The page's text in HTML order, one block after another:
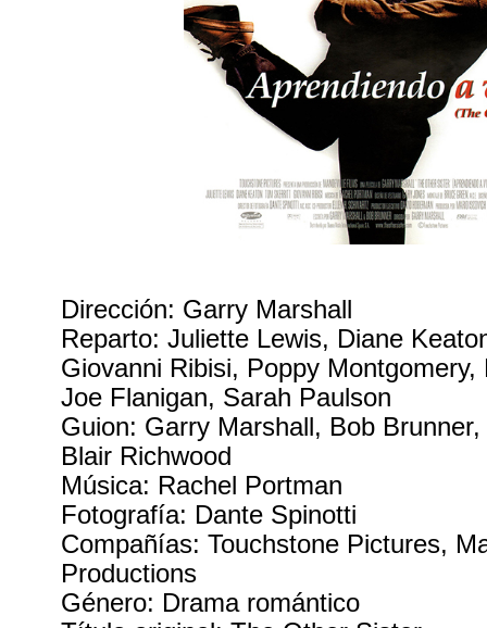
Dirección: Garry Marshall
Reparto: Juliette Lewis, Diane
Giovanni Ribisi, Poppy Montgomery,
Joe Flanigan, Sarah Paulson
Guion: Garry Marshall, Bob
Blair Richwood
Música: Rachel Portman
Fotografía: Dante Spinotti
Compañías: Touchstone Pictures,
Productions
Género: Drama romántico